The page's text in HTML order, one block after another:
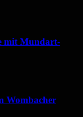
mit Mundart-
Wombacher